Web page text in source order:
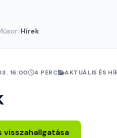
Hírek
16:00 4 PERC AKTUÁLIS ÉS
visszahallgatása